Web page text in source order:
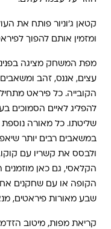
קטאן ג'וניור פותח את
ומזמין אותם להפוך
מפת המשחק מציגה
עצים, אננס, זהב
הקובייה. כל פיראט
להפליג לאיים הסמוכים
שליטתו. כל מאורה נוספת
במשאבים רבים יותר
ולבסס את קשריו עם
הקלאסי, גם כאן
הקופה או עם שחקנים
שבע מאורות פיראטים,
קריאת מפות, מיטוב